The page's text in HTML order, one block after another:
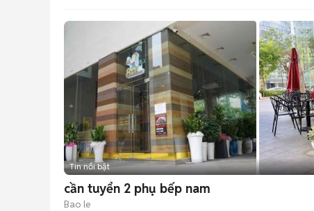
Tin nổi bật
cần tuyển 2 phụ bếp nam
Bao le